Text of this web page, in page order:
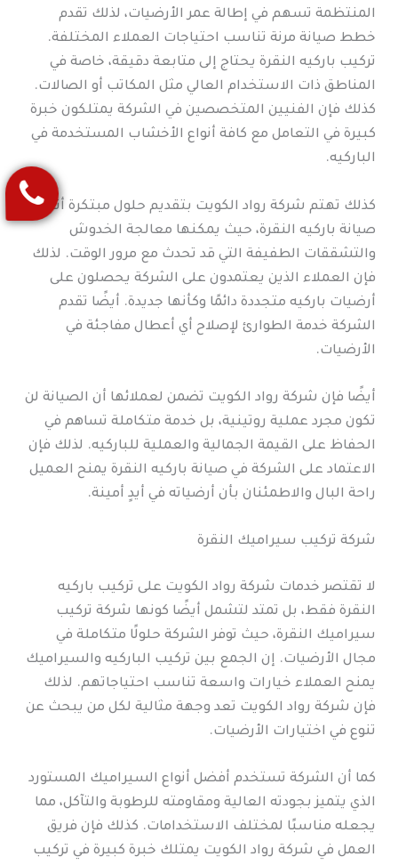
المنتظمة تسهم في إطالة عمر الأرضيات، لذلك تقدم
خطط صيانة مرنة تناسب احتياجات العملاء المختلفة.
تركيب باركيه النقرة يحتاج إلى متابعة دقيقة، خاصة في
المناطق ذات الاستخدام العالي مثل المكاتب أو الصالات.
كذلك فإن الفنيين المتخصصين في الشركة يمتلكون خبرة
كبيرة في التعامل مع كافة أنواع الأخشاب المستخدمة في
الباركيه.
كذلك تهتم شركة رواد الكويت بتقديم حلول مبتكرة أثناء
صيانة باركيه النقرة، حيث يمكنها معالجة الخدوش
والتشققات الطفيفة التي قد تحدث مع مرور الوقت. لذلك
فإن العملاء الذين يعتمدون على الشركة يحصلون على
أرضيات باركيه متجددة دائمًا وكأنها جديدة. أيضًا تقدم
الشركة خدمة الطوارئ لإصلاح أي أعطال مفاجئة في
الأرضيات.
أيضًا فإن شركة رواد الكويت تضمن لعملائها أن الصيانة لن
تكون مجرد عملية روتينية، بل خدمة متكاملة تساهم في
الحفاظ على القيمة الجمالية والعملية للباركيه. لذلك فإن
الاعتماد على الشركة في صيانة باركيه النقرة يمنح العميل
راحة البال والاطمئنان بأن أرضياته في أيدٍ أمينة.
شركة تركيب سيراميك النقرة
لا تقتصر خدمات شركة رواد الكويت على تركيب باركيه
النقرة فقط، بل تمتد لتشمل أيضًا كونها شركة تركيب
سيراميك النقرة، حيث توفر الشركة حلولًا متكاملة في
مجال الأرضيات. إن الجمع بين تركيب الباركيه والسيراميك
يمنح العملاء خيارات واسعة تناسب احتياجاتهم. لذلك
فإن شركة رواد الكويت تعد وجهة مثالية لكل من يبحث عن
تنوع في اختيارات الأرضيات.
كما أن الشركة تستخدم أفضل أنواع السيراميك المستورد
الذي يتميز بجودته العالية ومقاومته للرطوبة والتآكل، مما
يجعله مناسبًا لمختلف الاستخدامات. كذلك فإن فريق
العمل في شركة رواد الكويت يمتلك خبرة كبيرة في تركيب